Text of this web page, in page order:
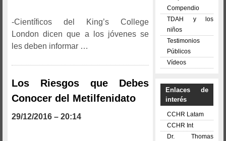
-Científicos del King’s College
London dicen que a los jóvenes se
les deben informar …
Los Riesgos que Debes
Conocer del Metilfenidato
29/12/2016 – 20:14
Compendio
TDAH y los
niños
Testimonios
Públicos
Vídeos
Enlaces de
interés
CCHR Latam
CCHR Int
Dr. Thomas